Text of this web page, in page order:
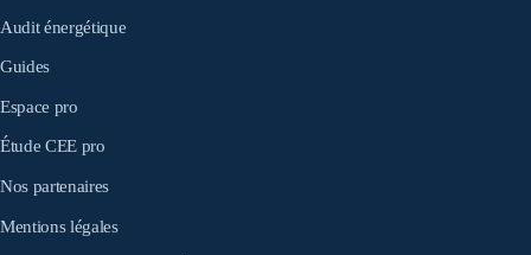
Audit énergétique
Guides
Espace pro
Étude CEE pro
Nos partenaires
Mentions légales